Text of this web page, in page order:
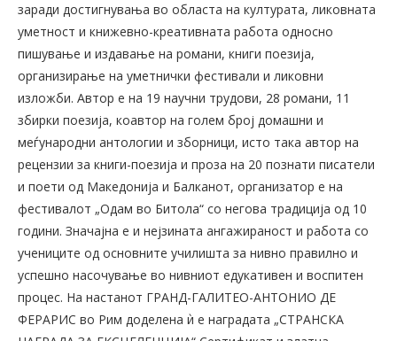
заради достигнувања во областа на културата, ликовната
уметност и книжевно-креативната работа односно
пишување и издавање на романи, книги поезија,
организирање на уметнички фестивали и ликовни
изложби. Автор е на 19 научни трудови, 28 романи, 11
збирки поезија, коавтор на голем број домашни и
меѓународни антологии и зборници, исто така автор на
рецензии за книги-поезија и проза на 20 познати писатели
и поети од Македонија и Балканот, организатор е на
фестивалот „Одам во Битола“ со негова традиција од 10
години. Значајна е и нејзината ангажираност и работа со
учениците од основните училишта за нивно правилно и
успешно насочување во нивниот едукативен и воспитен
процес. На настанот ГРАНД-ГАЛИТЕО-АНТОНИО ДЕ
ФЕРАРИС во Рим доделена ѝ е наградата „СТРАНСКА